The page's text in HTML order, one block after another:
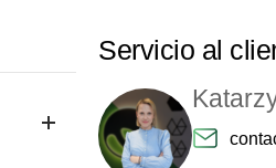
Servicio al